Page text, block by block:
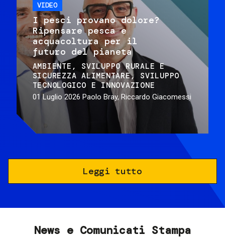
VIDEO
I pesci provano dolore?
Ripensare pesca e
acquacoltura per il
futuro del pianeta
AMBIENTE
SVILUPPO RURALE E
SICUREZZA ALIMENTARE
SVILUPPO
TECNOLOGICO E INNOVAZIONE
01 Luglio 2026 Paolo Bray, Riccardo Giacomessi
Leggi tutto
News e Comunicati Stampa